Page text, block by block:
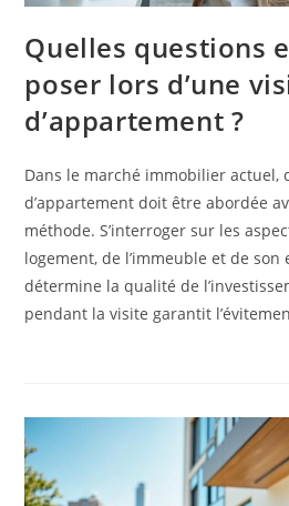
Quelles questions
poser lors d’une
d’appartement ?
Dans le marché immobilier actuel,
d’appartement doit être abordée
méthode. S’interroger sur les
logement, de l’immeuble et de
détermine la qualité de
pendant la visite garantit